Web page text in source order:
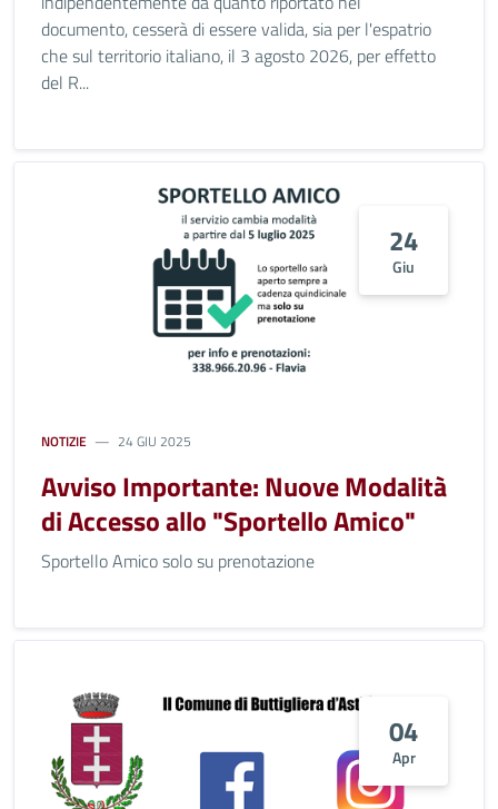
documento, cesserà di essere valida, sia per l'espatrio
che sul territorio italiano, il 3 agosto 2026, per effetto
del R...
24
Giu
NOTIZIE 24 GIU 2025
Avviso Importante: Nuove Modalità
di Accesso allo "Sportello Amico"
Sportello Amico solo su prenotazione
04
Apr